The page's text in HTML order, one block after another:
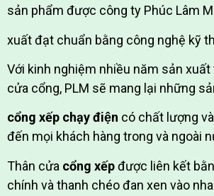
sản phẩm được công ty Phúc Lâm
xuất đạt chuẩn bằng công nghệ kỹ
Với kinh nghiệm nhiều năm sản
cửa cổng, PLM sẽ mang lại những
cổng xếp chạy điện có chất lượng
đến mọi khách hàng trong và ngoài
Thân cửa cổng xếpđược liên kết
chính và thanh chéo đan xen vào